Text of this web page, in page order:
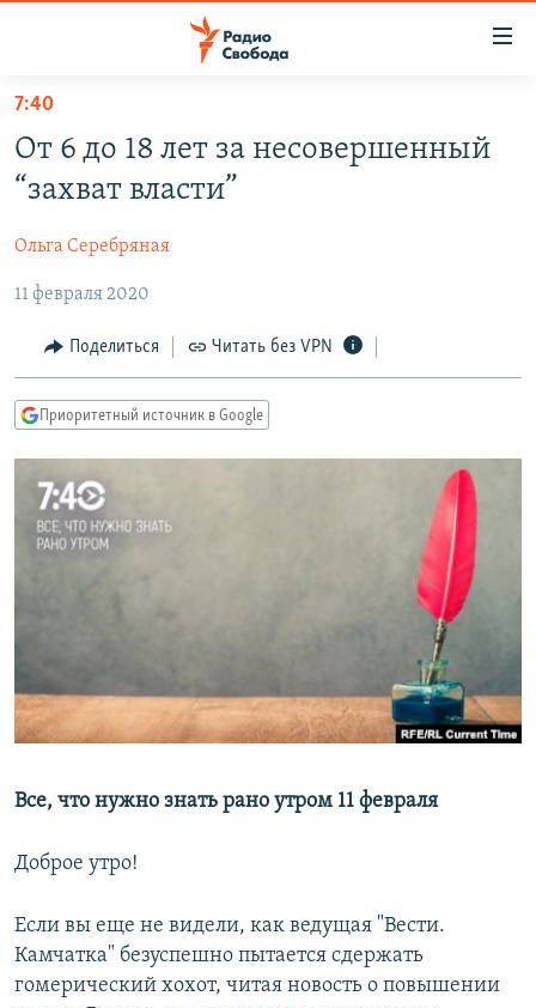
упрощенного
доступа
Вернуться
основному
Вернутся
главной
навигации
Вернутся
поиску
ПОДКАСТЫ
ЦИТАТЫ СВОБОДЫ
МНЕНИЯ
КУЛЬТУРА
IDEL.РЕАЛИИ
КАВКАЗ.РЕАЛИИ
СЕВЕР.РЕАЛИИ
СИБИРЬ.РЕАЛИИ
РАСПИСАНИЕ ВЕЩАНИЯ
7:40
От 6 до 18 лет за несовершенный
“захват власти”
Ольга Серебряная
11 февраля 2020
Поделиться Читать без VPN
Приоритетный источник в Google
Все, что нужно знать рано утром 11 февраля
Доброе утро!
Если вы еще не видели, как ведущая "Вести.
Камчатка" безуспешно пытается сдержать
гомерический хохот, читая новость о повышении